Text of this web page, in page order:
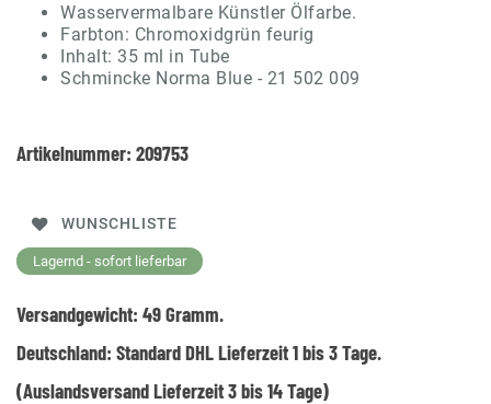
Wasservermalbare Künstler Ölfarbe.
Farbton: Chromoxidgrün feurig
Inhalt: 35 ml in Tube
Schmincke Norma Blue - 21 502 009
Artikelnummer: 209753
WUNSCHLISTE
Lagernd - sofort lieferbar
Versandgewicht: 49Gramm.
Deutschland: Standard DHL Lieferzeit 1 bis 3 Tage.
(Auslandsversand Lieferzeit 3 bis 14 Tage)